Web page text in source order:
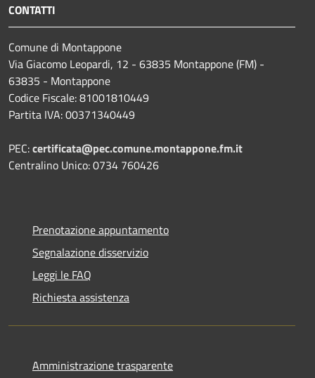
CONTATTI
Comune di Montappone
Via Giacomo Leopardi, 12 - 63835 Montappone (FM) -
63835 - Montappone
Codice Fiscale: 81001810449
Partita IVA: 00371340449
PEC:certificata@pec.comune.montappone.fm.it
Centralino Unico: 0734 760426
Prenotazione appuntamento
Segnalazione disservizio
Leggi le FAQ
Richiesta assistenza
Amministrazione trasparente